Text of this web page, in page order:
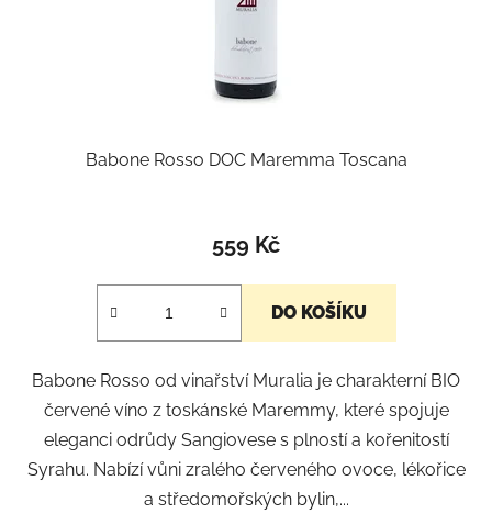
Babone Rosso DOC Maremma Toscana
hodnocení
5
hvězdiček.
559 Kč
DO KOŠÍKU
Babone Rosso od vinařství Muralia je charakterní BIO
červené víno z toskánské Maremmy, které spojuje
eleganci odrůdy Sangiovese s plností a kořenitostí
Syrahu. Nabízí vůni zralého červeného ovoce, lékořice
a středomořských bylin,...